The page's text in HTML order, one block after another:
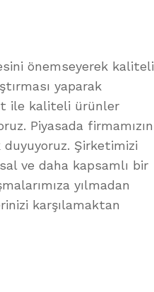
önemseyerek kaliteli
yaparak
ile kaliteli ürünler
Piyasada firmamızın
Şirketimizi
ve daha kapsamlı bir
yılmadan
karşılamaktan